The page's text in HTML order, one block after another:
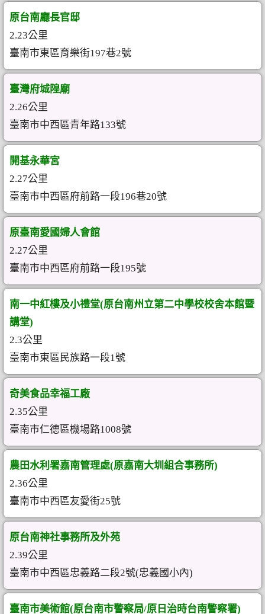
原台南廳長官邸
2.23公里
臺南市東區育樂街197巷2號
臺灣府城隍廟
2.26公里
臺南市中西區青年路133號
開基永華宮
2.27公里
臺南市中西區府前路一段196巷20號
原臺南愛國婦人會館
2.27公里
臺南市中西區府前路一段195號
南一中紅樓及小禮堂(原台南州立第二中學校校舍本館暨
講堂)
2.3公里
臺南市東區民族路一段1號
奇美食品幸福工廠
2.35公里
臺南市仁德區機場路1008號
農田水利署嘉南管理處(原嘉南大圳組合事務所)
2.36公里
臺南市中西區友愛街25號
原台南神社事務所及外苑
2.39公里
臺南市中西區忠義路二段2號(忠義國小內)
臺南市美術館(原台南市警察局/原日治時台南警察署)